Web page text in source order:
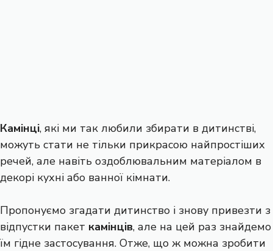
Камінці, які ми так любили збирати в дитинстві,
можуть стати не тільки прикрасою найпростіших
речей, але навіть оздоблювальним матеріалом в
декорі кухні або ванної кімнати.
Пропонуємо згадати дитинство і знову привезти з
відпустки пакет камінців, але на цей раз знайдемо
їм гідне застосування. Отже, що ж можна зробити